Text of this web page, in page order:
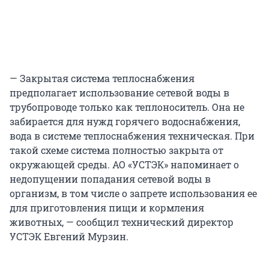
— Закрытая система теплоснабжения
предполагает использование сетевой воды в
трубопроводе только как теплоноситель. Она не
забирается для нужд горячего водоснабжения,
вода в системе теплоснабжения техническая. При
такой схеме система полностью закрыта от
окружающей среды. АО «УСТЭК» напоминает о
недопущении попадания сетевой воды в
организм, в том числе о запрете использования ее
для приготовления пищи и кормления
животных, — сообщил технический директор
УСТЭК Евгений Мурзин.